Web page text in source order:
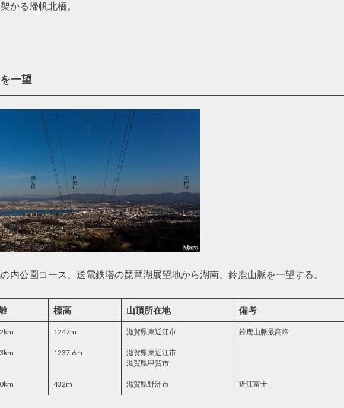
かる帰帆北橋。
一望
内公園コース、送電鉄塔の琵琶湖展望地から湖南、鈴鹿山脈を一望する。
標高 山頂所在地 備考
1247m 滋賀県東近江市 鈴鹿山脈最高峰
1237.6m
滋賀県東近江市
滋賀県甲賀市
432m 滋賀県野洲市 近江富士